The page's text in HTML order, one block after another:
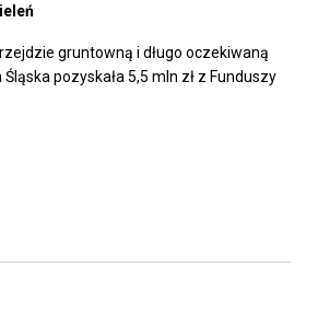
gruntowną i długo oczekiwaną
pozyskała 5,5 mln zł z Funduszy